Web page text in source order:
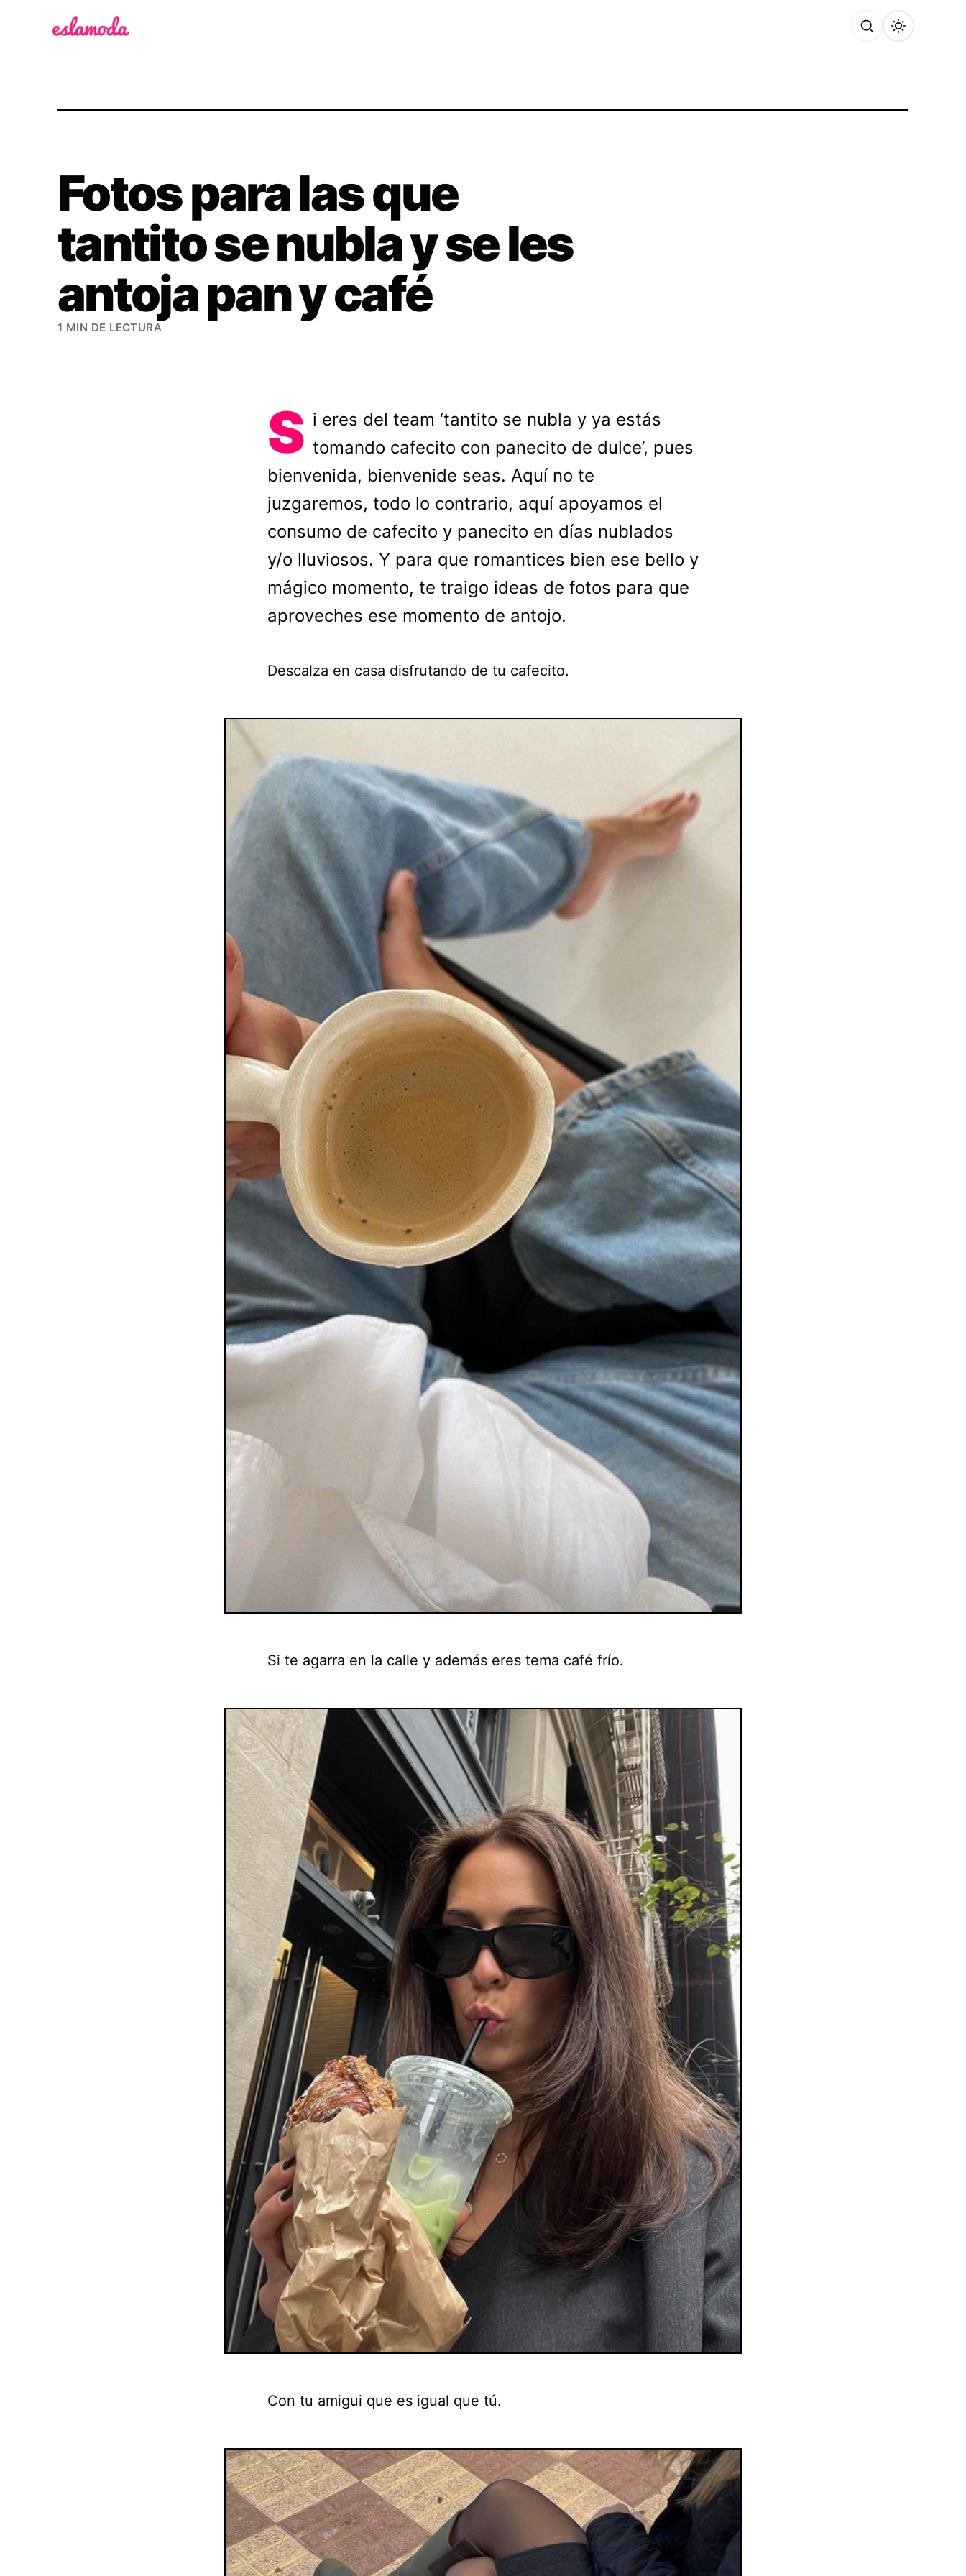
Fotos para las que
tantito se nubla y se les
antoja pan y café
1 MIN DE LECTURA
S i eres del team ‘tantito se nubla y ya estás
tomando cafecito con panecito de dulce’, pues
bienvenida, bienvenide seas. Aquí no te
juzgaremos, todo lo contrario, aquí apoyamos el
consumo de cafecito y panecito en días nublados
y/o lluviosos. Y para que romantices bien ese bello y
mágico momento, te traigo ideas de fotos para que
aproveches ese momento de antojo.
Descalza en casa disfrutando de tu cafecito.
Si te agarra en la calle y además eres tema café frío.
Con tu amigui que es igual que tú.